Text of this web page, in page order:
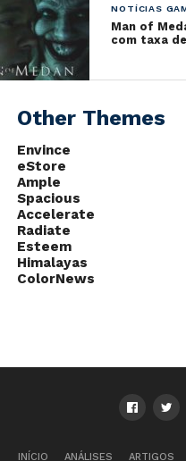
NOTÍCIAS
Man of
com taxa
Other Themes
Envince
eStore
Ample
Spacious
Accelerate
Radiate
Esteem
Himalayas
ColorNews
INÍCIO ANÁLISES ARTIGOS